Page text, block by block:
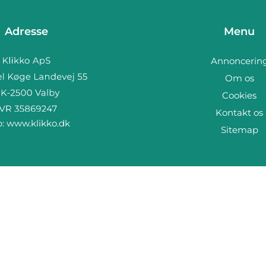
Adresse
www.klikko.dk
Menu
Om os
Cookies
Kontakt os
Sitemap